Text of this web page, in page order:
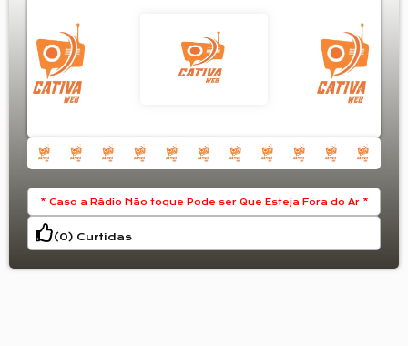
* Caso a Rádio Não toque Pode ser Que Esteja Fora do Ar *
(0) Curtidas